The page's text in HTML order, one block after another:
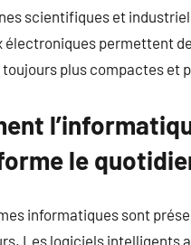
scientifiques et
électroniques permettent
plus compactes et
le
informatiques sont
Les logiciels intelligents